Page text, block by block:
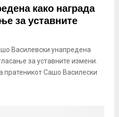
како награда
за уставните
Василевски унапредена
за уставните измени.
пратеникот Сашо Василески